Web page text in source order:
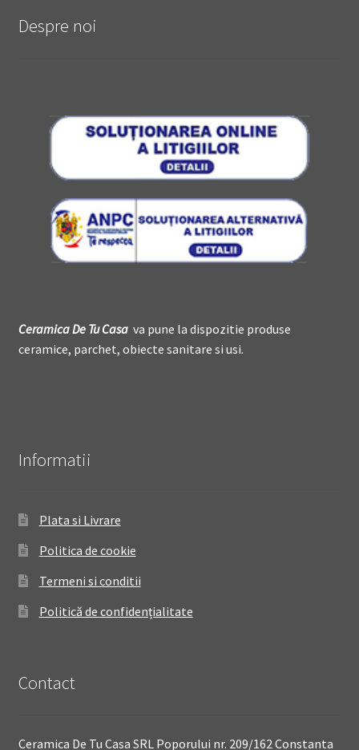
Despre noi
Ceramica DeTu Casava pune la dispozitie produse
ceramice, parchet, obiecte sanitare si usi.
Informatii
Plata si Livrare
Politica de cookie
Termeni si conditii
Politică de confidențialitate
Contact
Ceramica De Tu Casa SRL Poporului nr. 209/162 Constanta